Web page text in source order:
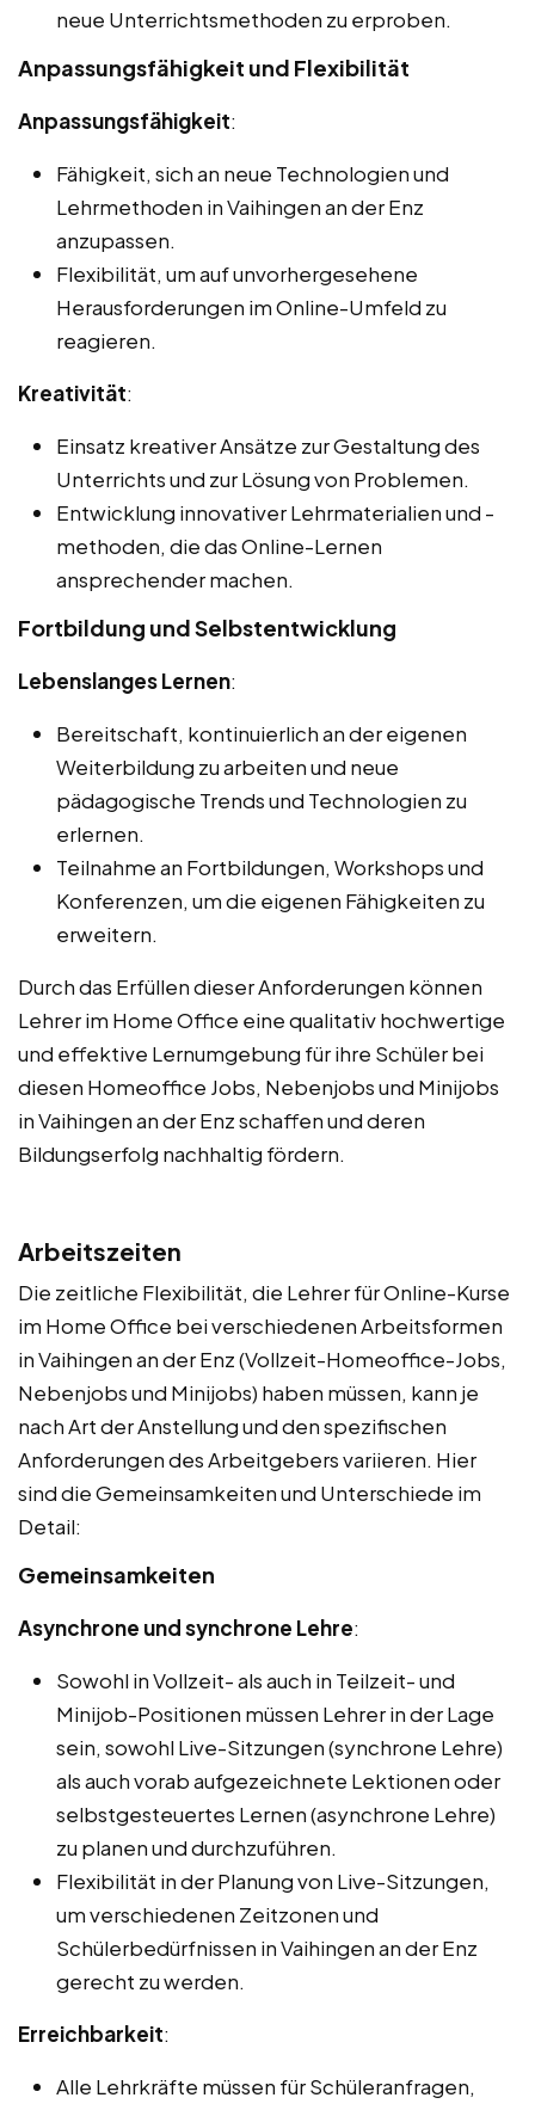
neue Unterrichtsmethoden zu erproben.
Anpassungsfähigkeit und Flexibilität
Anpassungsfähigkeit:
Fähigkeit, sich an neue Technologien und
Lehrmethoden in Vaihingen an der Enz
anzupassen.
Flexibilität, um auf unvorhergesehene
Herausforderungen im Online-Umfeld zu
reagieren.
Kreativität:
Einsatz kreativer Ansätze zur Gestaltung des
Unterrichts und zur Lösung von Problemen.
Entwicklung innovativer Lehrmaterialien und -
methoden, die das Online-Lernen
ansprechender machen.
Fortbildung und Selbstentwicklung
Lebenslanges Lernen:
Bereitschaft, kontinuierlich an der eigenen
Weiterbildung zu arbeiten und neue
pädagogische Trends und Technologien zu
erlernen.
Teilnahme an Fortbildungen, Workshops und
Konferenzen, um die eigenen Fähigkeiten zu
erweitern.
Durch das Erfüllen dieser Anforderungen können
Lehrer im Home Office eine qualitativ hochwertige
und effektive Lernumgebung für ihre Schüler bei
diesen Homeoffice Jobs, Nebenjobs und Minijobs
in Vaihingen an der Enz schaffen und deren
Bildungserfolg nachhaltig fördern.
Arbeitszeiten
Die zeitliche Flexibilität, die Lehrer für Online-Kurse
im Home Office bei verschiedenen Arbeitsformen
in Vaihingen an der Enz (Vollzeit-Homeoffice-Jobs,
Nebenjobs und Minijobs) haben müssen, kann je
nach Art der Anstellung und den spezifischen
Anforderungen des Arbeitgebers variieren. Hier
sind die Gemeinsamkeiten und Unterschiede im
Detail:
Gemeinsamkeiten
Asynchrone und synchrone Lehre:
Sowohl in Vollzeit- als auch in Teilzeit- und
Minijob-Positionen müssen Lehrer in der Lage
sein, sowohl Live-Sitzungen (synchrone Lehre)
als auch vorab aufgezeichnete Lektionen oder
selbstgesteuertes Lernen (asynchrone Lehre)
zu planen und durchzuführen.
Flexibilität in der Planung von Live-Sitzungen,
um verschiedenen Zeitzonen und
Schülerbedürfnissen in Vaihingen an der Enz
gerecht zu werden.
Erreichbarkeit:
Alle Lehrkräfte müssen für Schüleranfragen,